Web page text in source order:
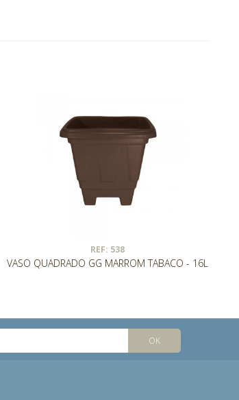
REF: 538
VASO QUADRADO GG MARROM TABACO - 16L
OK